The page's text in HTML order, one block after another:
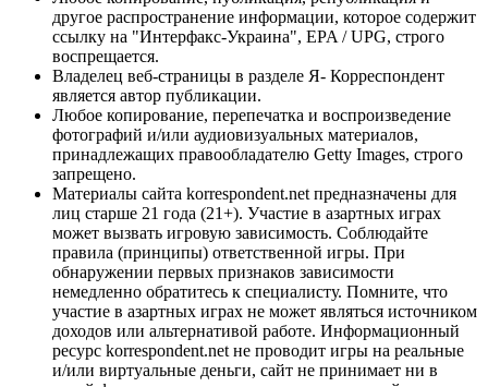
другое распространение информации, которое содержит
ссылку на "Интерфакс-Украина", EPA / UPG, строго
воспрещается.
Владелец веб-страницы в разделе Я- Корреспондент
является автор публикации.
Любое копирование, перепечатка и воспроизведение
фотографий и/или аудиовизуальных материалов,
принадлежащих правообладателю Getty Images, строго
запрещено.
Материалы сайта korrespondent.net предназначены для
лиц старше 21 года (21+). Участие в азартных играх
может вызвать игровую зависимость. Соблюдайте
правила (принципы) ответственной игры. При
обнаружении первых признаков зависимости
немедленно обратитесь к специалисту. Помните, что
участие в азартных играх не может являться источником
доходов или альтернативой работе. Информационный
ресурс korrespondent.net не проводит игры на реальные
и/или виртуальные деньги, сайт не принимает ни в